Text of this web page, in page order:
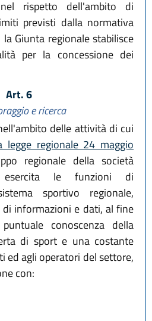
rispetto dell'ambito di
previsti dalla normativa
Giunta regionale stabilisce
per la concessione dei
Art. 6
e ricerca
delle attività di cui
regionale 24 maggio
regionale della società
esercita le funzioni di
sportivo regionale,
informazioni e dati, al fine
conoscenza della
di sport e una costante
ed agli operatori del settore,
con: